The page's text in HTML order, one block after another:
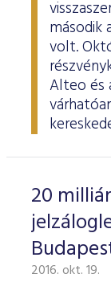
második
volt.
Alteo és
20
2016. okt. 19.